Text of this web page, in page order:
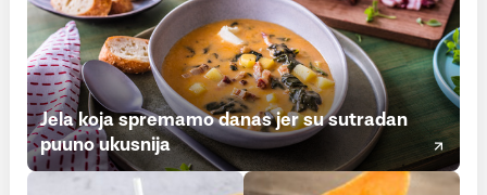
Jela koja spremamo danas jer su sutradan
puuno ukusnija